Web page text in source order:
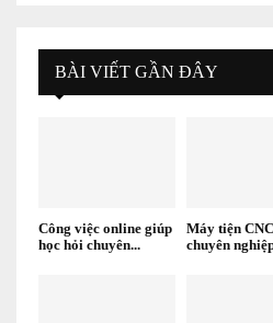
BÀI VIẾT GẦN ĐÂY
Công việc online giúp
học hỏi chuyên...
Máy tiện
chuyên